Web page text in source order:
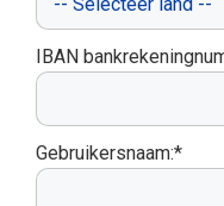
IBAN
Gebruikersnaam:*